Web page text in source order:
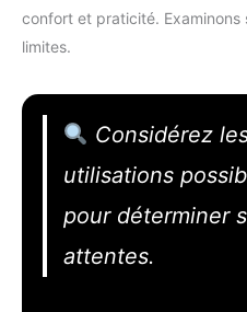
confort et praticité. Examinons
limites.
Considérez
utilisations
pour déterminer
attentes.